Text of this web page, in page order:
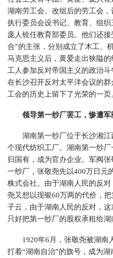
湖南劳工会。改组后的劳工会，
执行委员会设书记、教育、组织
庞人铨任教育部委员。他们还
合”的主张，分别成立了木工、
马克思主义后，黄爱走出狭隘
工人参加反对帝国主义的政治
在长沙召开反对太平洋会议的
工会的历史上留下了光荣的一页
领导第一纱厂罢工，惨遭
湖南第一纱厂位于长沙湘
个现代纺织工厂。湖南第一纱
归国有，成为官办企业。军阀
一纱厂，张敬尧先以400万日元
株式会社。由于湖南人民的反
尧又想以现银60万两的代价，
子云，由于湖南人民的反对，
只好把第一纱厂的股权承租给湖
1920年6月，张敬尧被湖南
打着“湖南自治”的旗号，成为